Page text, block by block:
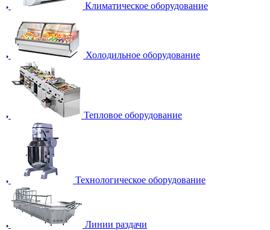
Климатическое оборудование
Холодильное оборудование
Тепловое оборудование
Технологическое оборудование
Линии раздачи